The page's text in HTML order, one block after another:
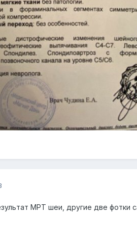
МРТ шеи, другие две фотки